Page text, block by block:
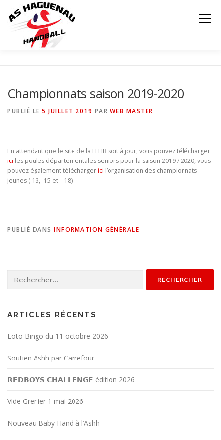
Menu
INFOS COMPLÉMENTAIRES
BOUTIQUE
Championnats saison 2019-2020
PUBLIÉ LE 5 JUILLET 2019 PAR WEB MASTER
En attendant que le site de la FFHB soit à jour, vous pouvez télécharger
ici les poules départementales seniors pour la saison 2019 / 2020, vous
pouvez également téléchargerici l’organisation des championnats
jeunes (-13, -15 et – 18)
PUBLIÉ DANS INFORMATION GÉNÉRALE
ARTICLES RÉCENTS
Loto Bingo du 11 octobre 2026
Soutien Ashh par Carrefour
𝗥𝗘𝗗𝗕𝗢𝗬𝗦 𝗖𝗛𝗔𝗟𝗟𝗘𝗡𝗚𝗘 édition 2026
Vide Grenier 1 mai 2026
Nouveau Baby Hand à l’Ashh